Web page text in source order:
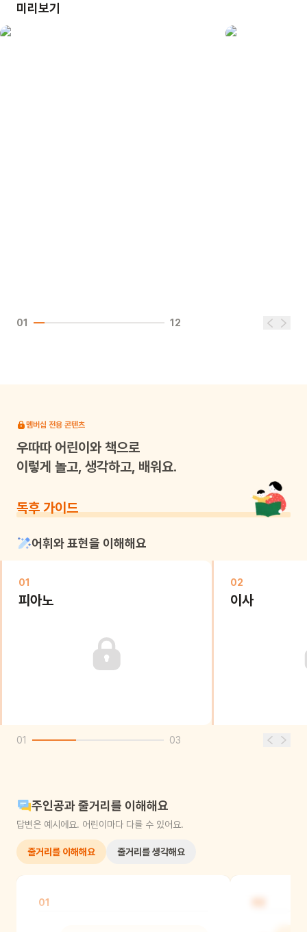
그들에 대한 사랑과 관심을 키워보아요.
미리보기
01 12
멤버십 전용 콘텐츠
우따따어린이와 책으로
이렇게 놀고, 생각하고, 배워요.
독후 가이드
어휘와 표현을 이해해요
01
피아노
02
이사
01 03
주인공과 줄거리를 이해해요
답변은 예시에요. 어린이마다 다를 수 있어요.
줄거리를 이해해요 줄거리를 생각해요
01